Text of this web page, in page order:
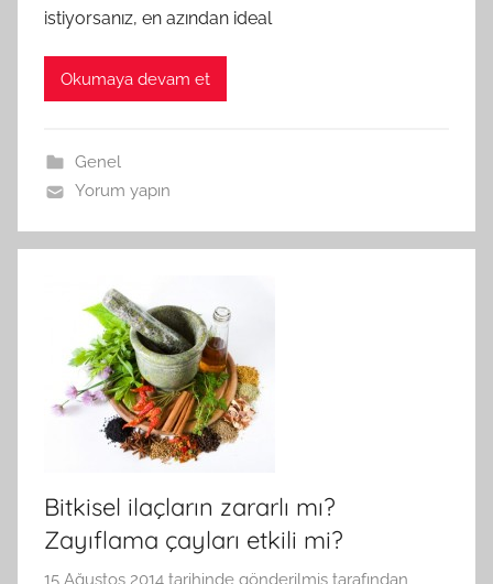
istiyorsanız, en azından ideal
Okumaya devam et
Genel
Yorum yapın
Bitkisel ilaçların zararlı mı?
Zayıflama çayları etkili mi?
15 Ağustos 2014 tarihinde gönderilmiş tarafından